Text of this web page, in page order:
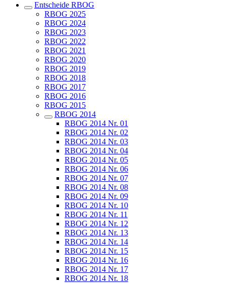
Entscheide RBOG
RBOG 2025
RBOG 2024
RBOG 2023
RBOG 2022
RBOG 2021
RBOG 2020
RBOG 2019
RBOG 2018
RBOG 2017
RBOG 2016
RBOG 2015
RBOG 2014
RBOG 2014 Nr. 01
RBOG 2014 Nr. 02
RBOG 2014 Nr. 03
RBOG 2014 Nr. 04
RBOG 2014 Nr. 05
RBOG 2014 Nr. 06
RBOG 2014 Nr. 07
RBOG 2014 Nr. 08
RBOG 2014 Nr. 09
RBOG 2014 Nr. 10
RBOG 2014 Nr. 11
RBOG 2014 Nr. 12
RBOG 2014 Nr. 13
RBOG 2014 Nr. 14
RBOG 2014 Nr. 15
RBOG 2014 Nr. 16
RBOG 2014 Nr. 17
RBOG 2014 Nr. 18